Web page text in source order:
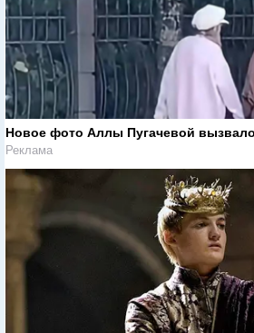
Новое фото Аллы Пугачевой
Реклама